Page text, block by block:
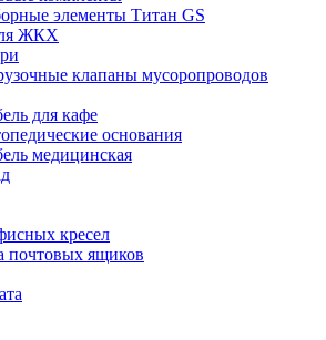
элементы Титан GS
ЖКХ
клапаны мусоропроводов
для кафе
основания
медицинская
кресел
почтовых ящиков